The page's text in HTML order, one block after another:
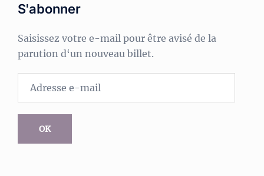
S'abonner
Saisissez votre e-mail pour être avisé de la
parution d‘un nouveau billet.
OK